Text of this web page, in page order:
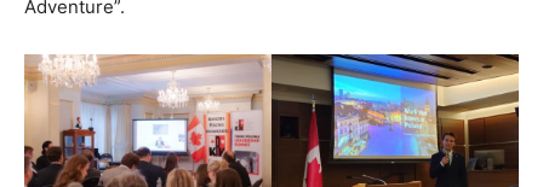
Adventure”.